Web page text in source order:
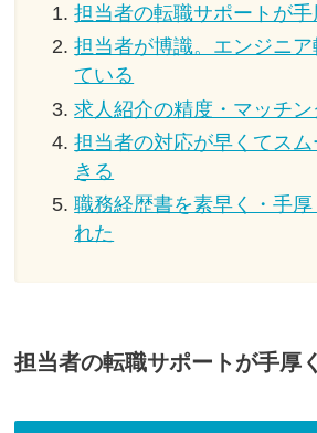
担当者の転職サポートが
担当者が博識。エンジニア
ている
求人紹介の精度・マッチ
担当者の対応が早くてス
きる
職務経歴書を素早く・手厚
れた
担当者の転職サポートが手厚